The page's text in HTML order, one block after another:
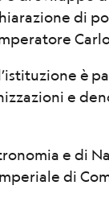
di
è
e
e di
di